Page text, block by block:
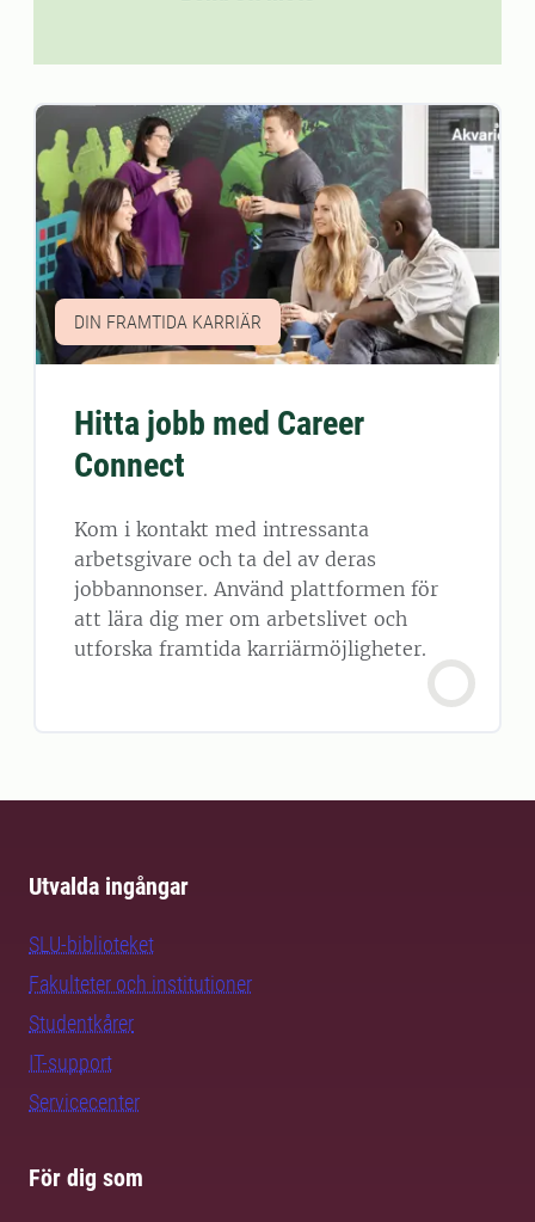
DIN FRAMTIDA KARRIÄR
Hitta jobb med Career
Connect
Kom i kontakt med intressanta
arbetsgivare och ta del av deras
jobbannonser. Använd plattformen för
att lära dig mer om arbetslivet och
utforska framtida karriärmöjligheter.
Utvalda ingångar
SLU-biblioteket
Fakulteter och institutioner
Studentkårer
IT-support
Servicecenter
För dig som